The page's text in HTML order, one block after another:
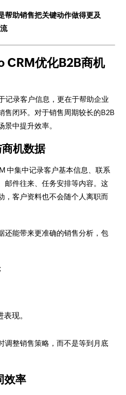
帮助销售把关键动作做得更及
CRM优化B2B商机
记录客户信息，更在于帮助企业
售闭环。对于销售周期较长的B2B
景中提升效率。
机数据
中集中记录客户基本信息、联系
邮件往来、任务安排等内容。这
，客户资料也不会随个人离职而
还能带来更准确的销售分析，包
现。
调整销售策略，而不是等到月底
效率